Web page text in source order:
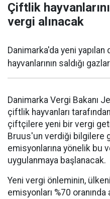
Çiftlik
vergi alınacak
Danimarka'da yeni
hayvanlarının saldığı
Danimarka Vergi Bakanı
çiftlik hayvanları
çiftçilere yeni bir vergi
Bruus'un verdiği bilgilere
emisyonlarına yönelik bu
uygulanmaya başlanacak.
Yeni vergi önleminin,
emisyonları %70